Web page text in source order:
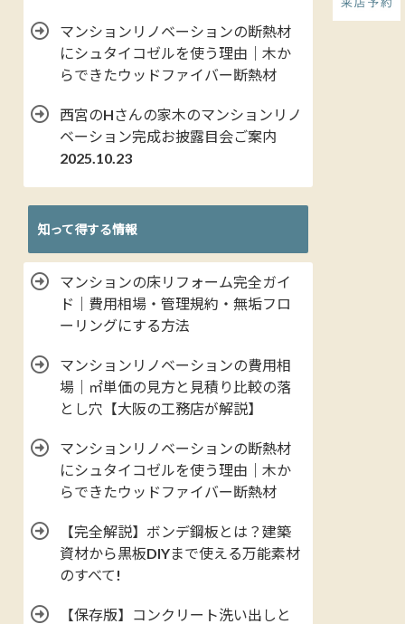
マンションリノベーションの断熱材
にシュタイコゼルを使う理由｜木か
らできたウッドファイバー断熱材
西宮のHさんの家木のマンションリノ
ベーション完成お披露目会ご案内
2025.10.23
知って得する情報
マンションの床リフォーム完全ガイ
ド｜費用相場・管理規約・無垢フロ
ーリングにする方法
マンションリノベーションの費用相
場｜㎡単価の見方と見積り比較の落
とし穴【大阪の工務店が解説】
マンションリノベーションの断熱材
にシュタイコゼルを使う理由｜木か
らできたウッドファイバー断熱材
【完全解説】ボンデ鋼板とは？建築
資材から黒板DIYまで使える万能素材
のすべて!
【保存版】コンクリート洗い出しと